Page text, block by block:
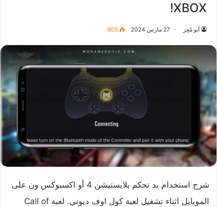
XBOX!
أبو مُعِز 27 مارس 2024 905
شرح استخدام يد تحكم بلايستيشن 4 أو اكسبوكس ون على
الموبايل اثناء تشغيل لعبة كول اوف ديوتي.
لعبة Call of